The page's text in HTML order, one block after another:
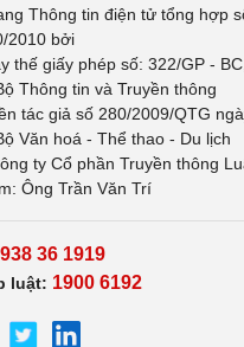
Thông tin điện tử tổng hợp
2010 bởi
thế giấy phép số: 322/GP -
Thông tin và Truyền thông
tác giả số 280/2009/QTG
Văn hoá - Thể thao - Du lịch
ty Cổ phần Truyền thông
Ông Trần Văn Trí
36 1919
luật: 1900 6192